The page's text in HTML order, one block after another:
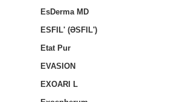
EsDerma MD
ESFIL' (ƏSFIL')
Etat Pur
EVASION
EXOARI L